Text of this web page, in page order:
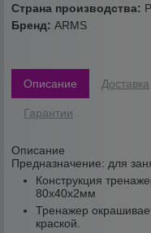
Страна производства:
Бренд:ARMS
Описание Доставка
Гарантии
Описание
Предназначение: для
Конструкция
80х40х2мм
Тренажер
краской.